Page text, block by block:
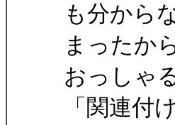
も分から
まったか
おっしゃ
「関連付